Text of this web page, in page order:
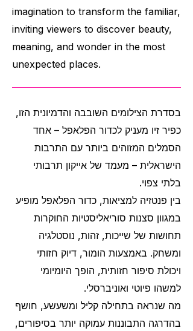
imagination to transform the familiar,
inviting viewers to discover beauty,
meaning, and wonder in the most
unexpected places.
בסדרת הצילומים השובבה והדמיונית הזו,
כפיר זיו מעניק לכדור הפלאפל – אחד
הסמלים המזוהים ביותר עם התרבות
הישראלית – מעמד של אייקון תרבותי
בלתי צפוי.
בין פנטזיה למציאות, כדור הפלאפל מופיע
במגוון סצנות סוריאליסטיות החוקרות
תחושות של שייכות, זהות, נוסטלגיה
ומשחק. באמצעות הומור, דיוק חזותי
ויכולת סיפור חזותית, הופך היומיומי
למשהו פיוטי ואוניברסלי.
מה שנראה בתחילה קליל ומשעשע, חושף
בהדרגה התבוננות עמוקה יותר בסיפורים,